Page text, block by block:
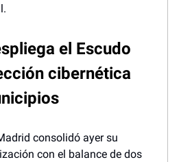
el Escudo
cibernética
consolidó ayer su
con el balance de dos